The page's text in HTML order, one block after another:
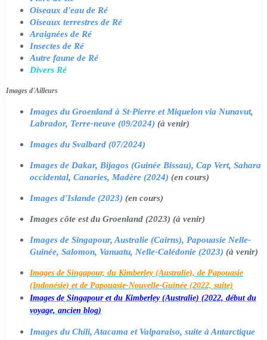
Oiseaux d'eau de Ré
Oiseaux terrestres de Ré
Araignées de Ré
Insectes de Ré
Autre faune de Ré
Divers Ré
Images d'Ailleurs
Images du Groenland à St-Pierre et Miquelon via Nunavut,
Labrador, Terre-neuve (09/2024) (à venir)
Images du Svalbard (07/2024)
Images de Dakar, Bijagos (Guinée Bissau), Cap Vert, Sahara
occidental, Canaries, Madère (2024) (en cours)
Images d'Islande (2023) (en cours)
Images côte est du Groenland (2023) (à venir)
Images de Singapour, Australie (Cairns), Papouasie Nelle-
Guinée, Salomon, Vanuatu, Nelle-Calédonie (2023) (à venir)
Images de Singapour, du Kimberley (Australie), de Papouasie
(Indonésie) et de Papouasie-Nouvelle-Guinée (2022, suite)
Images de Singapour et du Kimberley (Australie) (2022, début du
voyage, ancien blog)
Images du Chili, Atacama et Valparaiso, suite à Antarctique